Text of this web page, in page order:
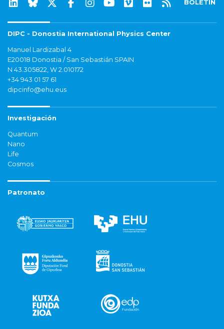
BOLETÍN
DIPC - Donostia International Physics Center
Manuel Lardizabal 4
E20018 Donostia / San Sebastián SPAIN
N 43.305822, W 2.010172
+34 943 01 57 61
dipcinfo@ehu.eus
Investigación
Quantum
Nano
Life
Cosmos
Patronato